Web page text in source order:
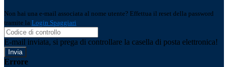
Non hai una e-mail associata al nome utente? Effettua il reset della password
tramite la Login Spaggiari
E-mail inviata, si prega di controllare la casella di posta elettronica!
Errore